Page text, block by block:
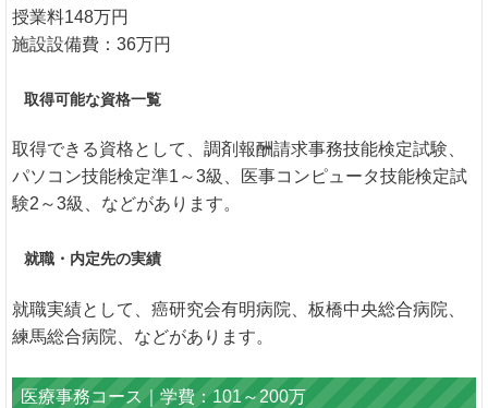
授業料148万円
施設設備費：36万円
取得可能な資格一覧
取得できる資格として、調剤報酬請求事務技能検定試験、
パソコン技能検定準1～3級、医事コンピュータ技能検定試
験2～3級、などがあります。
就職・内定先の実績
就職実績として、癌研究会有明病院、板橋中央総合病院、
練馬総合病院、などがあります。
医療事務コース｜学費：101～200万